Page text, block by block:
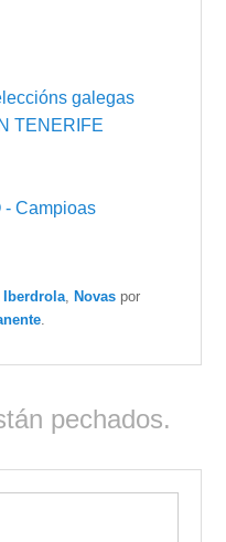
galegas
TENERIFE
- Campioas
Iberdrola ,Novas por
pechados.